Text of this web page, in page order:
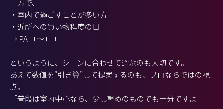
一方で、
・室内で過ごすことが多い方
・近所への買い物程度の日
→ PA++〜+++
というように、シーンに合わせて選ぶのも大切です。
あえて数値を“引き算”して提案するのも、プロならではの視
点。
「普段は室内中心なら、少し軽めのものでも十分ですよ」